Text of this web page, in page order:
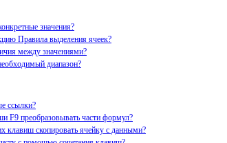
значения?
Правила выделения ячеек?
между значениями?
диапазон?
ссылки?
F9 преобразовывать части формул?
клавиш скопировать ячейку с данными?